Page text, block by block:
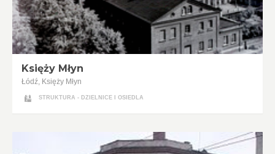
Księży Młyn
Łódź, Księży Młyn
STRUKTURA - DZIELNICE I OSIEDLA